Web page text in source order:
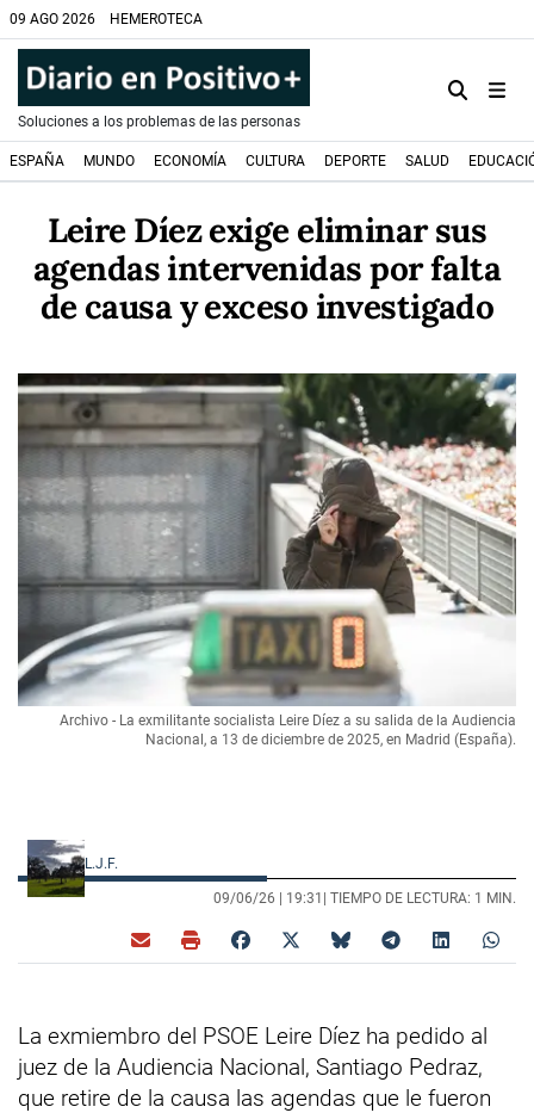
09 AGO 2026 HEMEROTECA
Soluciones a los problemas de las personas
ESPAÑA MUNDO ECONOMÍA CULTURA DEPORTE SALUD
Leire Díez exige eliminar sus
agendas intervenidas por falta
de causa y exceso investigado
Archivo - La exmilitante socialista Leire Díez a su salida de la Audiencia
Nacional, a 13 de diciembre de 2025, en Madrid (España).
L.J.F.
09/06/26 | 19:31 | TIEMPO DE LECTURA: 1 MIN.
La exmiembro del PSOE Leire Díez ha pedido al
juez de la Audiencia Nacional, Santiago Pedraz,
que retire de la causa las agendas que le fueron